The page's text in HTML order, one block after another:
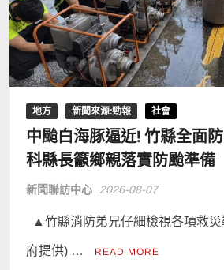
地方 新聞來源:勁報 社會
中颱白海豚逼近! 竹縣全面
科縣長籲鄉親落實防颱準備
新聞聯訪中心 2026-08-07
▲竹縣消防弟兄仔細檢視各項救災
府提供) … READ MORE